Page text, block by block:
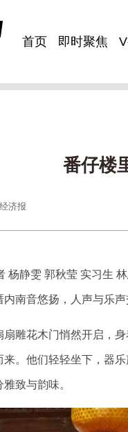
首页 即时聚焦
番仔楼
济报
杨静雯 郭秋莹 实习生
南音悠扬，人声与乐声
雕花木门悄然开启，
。他们轻轻坐下，器
致与韵味。